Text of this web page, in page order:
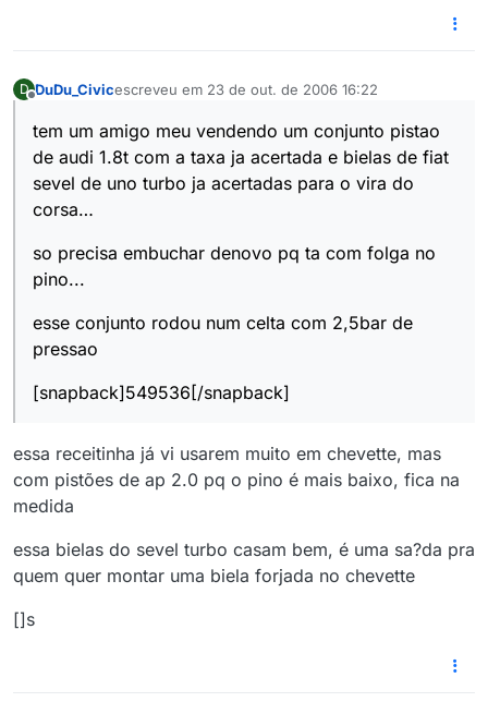
D DuDu_Civicescreveu em 23 de out. de 2006 16:22
última edição por
tem um amigo meu vendendo um conjunto pistao
de audi 1.8t com a taxa ja acertada e bielas de fiat
sevel de uno turbo ja acertadas para o vira do
corsa…
so precisa embuchar denovo pq ta com folga no
pino...
esse conjunto rodou num celta com 2,5bar de
pressao
[snapback]549536[/snapback]
essa receitinha já vi usarem muito em chevette, mas
com pistões de ap 2.0 pq o pino é mais baixo, fica na
medida
essa bielas do sevel turbo casam bem, é uma sa?da pra
quem quer montar uma biela forjada no chevette
[]s